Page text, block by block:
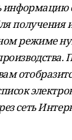
режиме
сеть